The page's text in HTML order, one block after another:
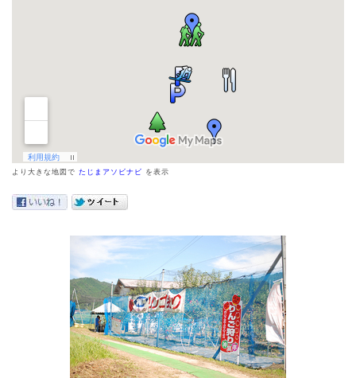
より大きな地図で たじまアソビナビ を表示